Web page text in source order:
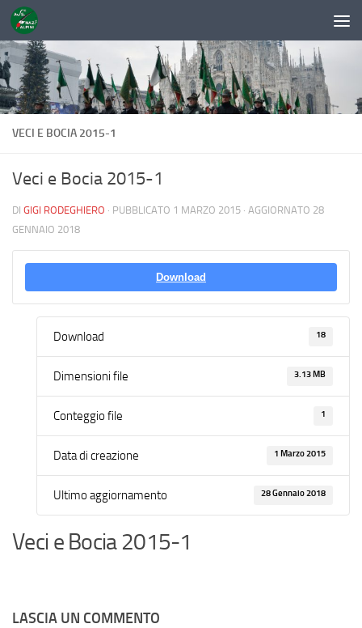
Sotto il contenuto
VECI E BOCIA 2015-1
Veci e Bocia 2015-1
DI GIGI RODEGHIERO · PUBBLICATO 1 MARZO 2015 · AGGIORNATO 28
GENNAIO 2018
Download
Download 18
Dimensioni file 3.13 MB
Conteggio file 1
Data di creazione 1 Marzo 2015
Ultimo aggiornamento 28 Gennaio 2018
Veci e Bocia 2015-1
LASCIA UN COMMENTO